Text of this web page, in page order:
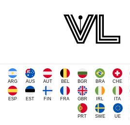
ARG AUS AUT BEL BGR BRA CHE
ESP EST FIN FRA GBR IRL ITA
PRT SWE UE